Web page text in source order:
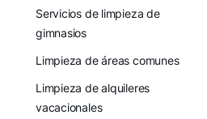
Servicios de limpieza de
gimnasios
Limpieza de áreas comunes
Limpieza de alquileres
vacacionales